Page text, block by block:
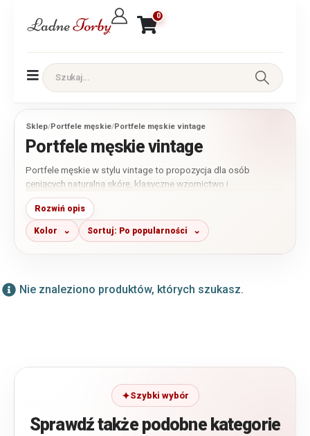
0
Sklep/Portfele męskie/Portfele męskie vintage
Portfele męskie vintage
Portfele męskie w stylu vintage to propozycja dla osób
ceniących naturalną skórę, klasyczne wzornictwo i
ponadczasowy charakter galanterii. W tej kategorii znajdziesz
przede wszystkim modele wykonane ze skóry naturalnej o
wyrazistej fakturze i charakterystycznym wykończeniu
inspirowanym klasycznym rzemiosłem. Dostępne są portfele
małe, średnie i większe, w odcieniach brązu, koniaku, czerni
Rozwiń opis
Kolor Sortuj: Po popularności
Nie znaleziono produktów, których szukasz.
Szybki wybór
Sprawdź także podobne kategorie